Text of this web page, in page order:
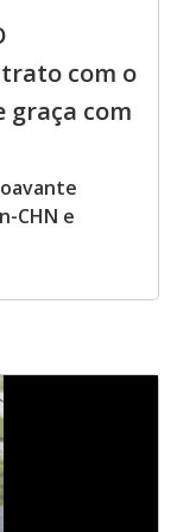
com o
graça com
CHN e